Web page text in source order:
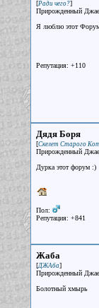
[Ради чего?]
Прирожденный
Я люблю этот
Репутация: +110
Дядя Боря
[Скелет Старого
Прирожденный
Дурка этот форум :)
Пол:
Репутация: +841
Жаба
[ДЖАба]
Прирожденный
Болотный хмырь